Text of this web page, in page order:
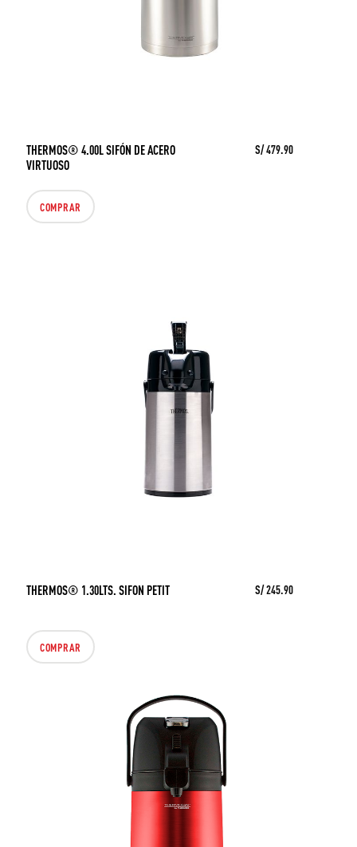
THERMOS® 4.00L SIFÓN DE ACERO
VIRTUOSO
S/ 479.90
COMPRAR
THERMOS® 1.30LTS. SIFON PETIT S/ 245.90
COMPRAR